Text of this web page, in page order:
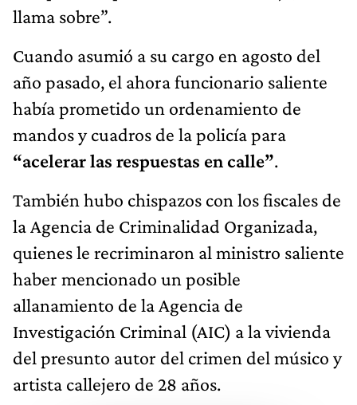
llama sobre”.
Cuando asumió a su cargo en agosto del
año pasado, el ahora funcionario saliente
había prometido un ordenamiento de
mandos y cuadros de la policía para
“acelerar las respuestas en calle”.
También hubo chispazos con los fiscales de
la Agencia de Criminalidad Organizada,
quienes le recriminaron al ministro saliente
haber mencionado un posible
allanamiento de la Agencia de
Investigación Criminal (AIC) a la vivienda
del presunto autor del crimen del músico y
artista callejero de 28 años.